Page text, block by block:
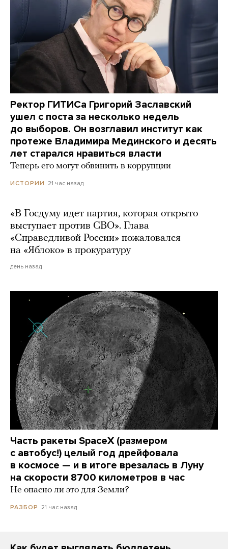
Ректор ГИТИСа Григорий Заславский
ушел с поста за несколько недель
до выборов. Он возглавил институт как
протеже Владимира Мединского и десять
лет старался нравиться власти
Теперь его могут обвинить в коррупции
ИСТОРИИ 21 час назад
«В Госдуму идет партия, которая открыто
выступает против СВО». Глава
«Справедливой России» пожаловался
на «Яблоко» в прокуратуру
день назад
Часть ракеты SpaceX (размером
с автобус!) целый год дрейфовала
в космосе — и в итоге врезалась в Луну
на скорости 8700 километров в час
Не опасно ли это для Земли?
РАЗБОР 21 час назад